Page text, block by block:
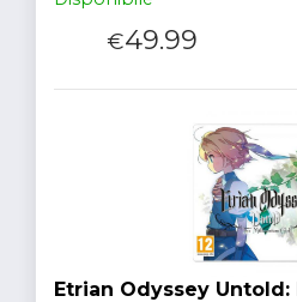
€49.99
Etrian Odyssey